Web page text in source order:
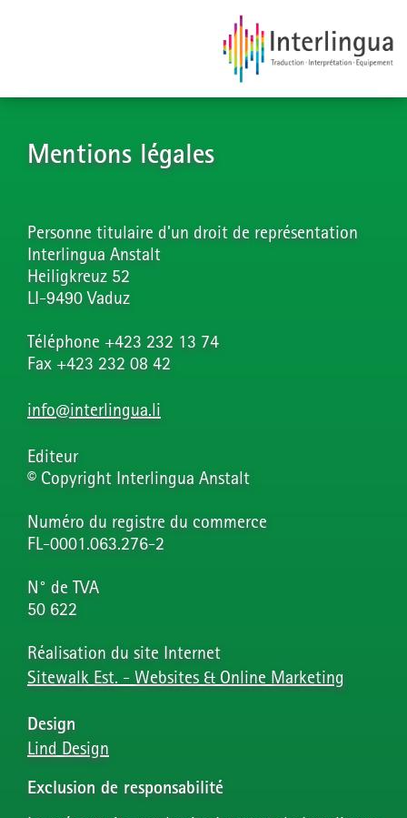
Mentions légales
Personne titulaire d’un droit de représentation
Interlingua Anstalt
Heiligkreuz 52
LI-9490 Vaduz
Téléphone +423 232 13 74
Fax +423 232 08 42
info@interlingua.li
Editeur
© Copyright Interlingua Anstalt
Numéro du registre du commerce
FL-0001.063.276-2
N° de TVA
50 622
Réalisation du site Internet
Sitewalk Est. - Websites & Online Marketing
Design
Lind Design
Exclusion de responsabilité